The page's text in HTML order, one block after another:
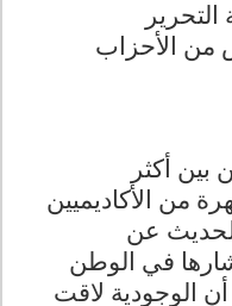
من الأحزاب
بين أكثر
من الأكاديميين
عن
في الوطن
أن الوجودية لاقت